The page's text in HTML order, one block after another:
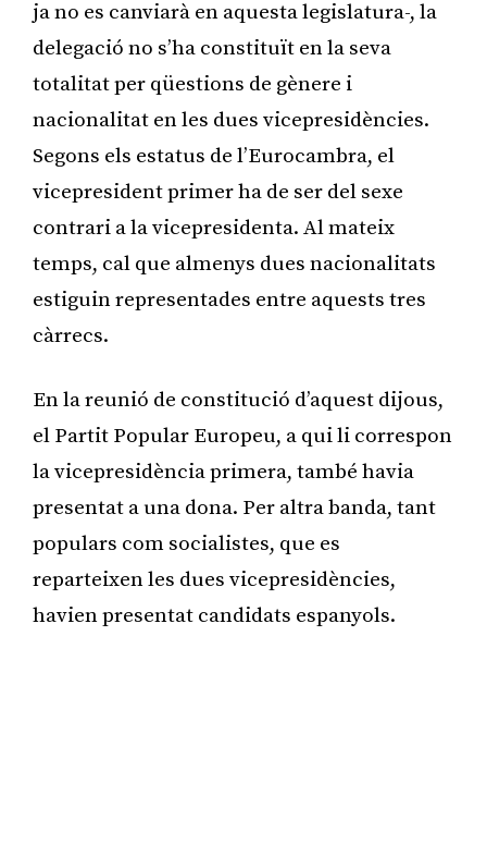
ja no es canviarà en aquesta legislatura-, la
delegació no s’ha constituït en la seva
totalitat per qüestions de gènere i
nacionalitat en les dues vicepresidències.
Segons els estatus de l’Eurocambra, el
vicepresident primer ha de ser del sexe
contrari a la vicepresidenta. Al mateix
temps, cal que almenys dues nacionalitats
estiguin representades entre aquests tres
càrrecs.
En la reunió de constitució d’aquest dijous,
el Partit Popular Europeu, a qui li correspon
la vicepresidència primera, també havia
presentat a una dona. Per altra banda, tant
populars com socialistes, que es
reparteixen les dues vicepresidències,
havien presentat candidats espanyols.